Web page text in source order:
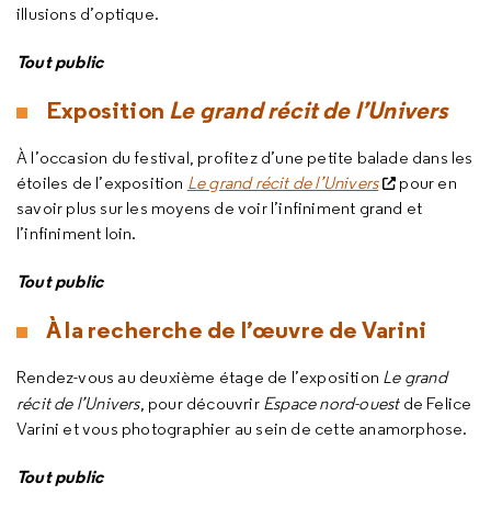
illusions d’optique.
Tout public
Exposition Le grand récit de l’Univers
À l’occasion du festival, profitez d’une petite balade dans les
étoiles de l’exposition Le grand récit de l’Univers
pour en
savoir plus sur les moyens de voir l’infiniment grand et
l’infiniment loin.
Tout public
À la recherche de l’œuvre de Varini
Rendez-vous au deuxième étage de l’exposition Le grand
récit de l’Univers, pour découvrir Espace nord-ouest de Felice
Varini et vous photographier au sein de cette anamorphose.
Tout public